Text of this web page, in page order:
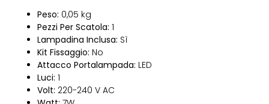
Peso: 0,05 kg
Pezzi Per Scatola: 1
Lampadina Inclusa: Sì
Kit Fissaggio: No
Attacco Portalampada: LED
Luci: 1
Volt: 220-240 V AC